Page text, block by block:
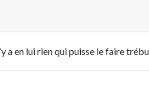
a en lui rien qui puisse le faire